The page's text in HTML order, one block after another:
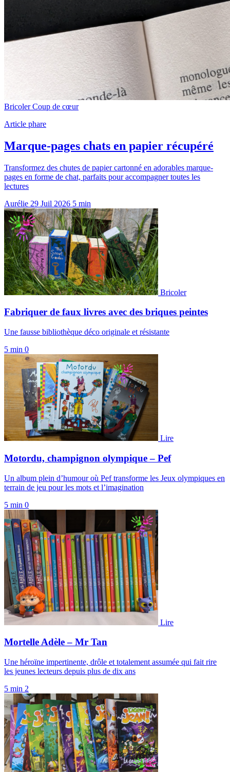
Bricoler Coup de cœur
Article phare
Marque-pages chats en papier récupéré
Transformez des chutes de papier cartonné en adorables marque-
pages en forme de chat, parfaits pour accompagner toutes les
lectures
Aurélie 29 Juil 2026 5 min
Bricoler
Fabriquer de faux livres avec des briques peintes
Une fausse bibliothèque déco originale et résistante
5 min 0
Lire
Motordu, champignon olympique – Pef
Un album plein d’humour où Pef transforme les Jeux olympiques en
terrain de jeu pour les mots et l’imagination
5 min 0
Lire
Mortelle Adèle – Mr Tan
Une héroïne impertinente, drôle et totalement assumée qui fait rire
les jeunes lecteurs depuis plus de dix ans
5 min 2